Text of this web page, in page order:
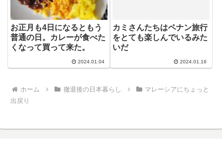
お正月も4日になるともう
普通の日。カレーが食べた
くなって買って来た。
2024.01.04
カミさんたちはペナン旅行
をとても楽しんでいるみた
いだ
2024.01.16
ホーム 撤退後の日本暮らし
マレーシアにちょっと
出戻り